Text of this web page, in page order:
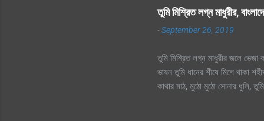
ভালোলাগে শূন্য মনে জাগে প্রেমের
লিখে যায় হৃদয়ের মরু পথে জলছবি
ছিলো...
তুমি মিশ্রিত লগ্ন মাধুরীর,
-September 26, 2019
তুমি মিশ্রিত লগ্ন মাধুরীর জলে ভেজা
ভাষন তুমি ধানের শীষে মিশে থাকা
কাথার মাঠ, মুঠো মুঠো সোনার ধুলি,